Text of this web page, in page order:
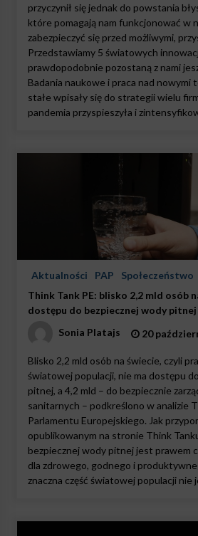
przyczynił się jednak do powstania
które pomagają nam funkcjonować w
zabezpieczyć się przed możliwymi,
Przedstawiamy 5 światowych
prawdopodobnie pozostaną z nami
Badania naukowe i praca nad nowymi
stałe wpisały się do strategii wielu
pandemia przyspieszyła i
Aktualności PAP
Społeczeństwo
Think Tank PE: blisko 2,2 mld osób
dostępu do bezpiecznej wody pitnej
Sonia Platajs
20
Blisko 2,2 mld osób na świecie, czyli
światowej populacji, nie ma dostępu
pitnej, a 4,2 mld – do bezpiecznie
sanitarnych – podkreślono w analizie
Parlamentu Europejskiego. Jak
opublikowanym na stronie Think
bezpiecznej wody pitnej jest prawem
dla zdrowego, godnego i
znaczna część światowej populacji